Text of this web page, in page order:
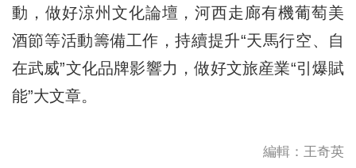
動，做好涼州文化論壇，河西走廊有機葡萄美
酒節等活動籌備工作，持續提升“天馬行空、自
在武威”文化品牌影響力，做好文旅産業“引爆賦
能”大文章。
編輯：王奇英